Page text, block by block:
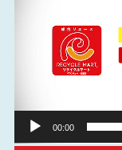
00:00